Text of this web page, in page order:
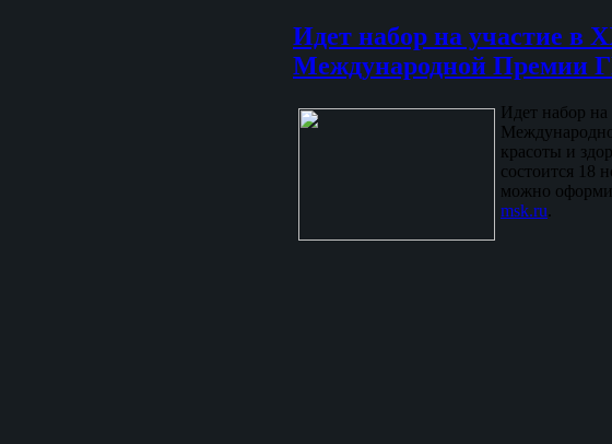
Идет набор на участие в
Международной Премии
Идет набор
красоты и
состоится 18
можно
msk.ru.